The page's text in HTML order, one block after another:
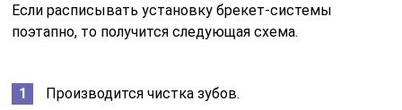
Если расписывать установку брекет-системы
поэтапно, то получится следующая схема.
Производится чистка зубов.